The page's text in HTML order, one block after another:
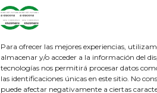
Para ofrecer las mejores experiencias,
almacenar y/o acceder a la información del
tecnologías nos permitirá procesar datos
las identificaciones únicas en este sitio. No
puede afectar negativamente a ciertas